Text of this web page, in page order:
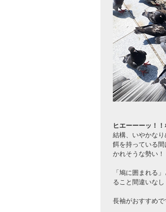
ヒエーーーッ！
結構、いやかな
餌を持っている
かれそうな勢い！
「鳩に囲まれる
ること間違いなし
長袖がおすすめ